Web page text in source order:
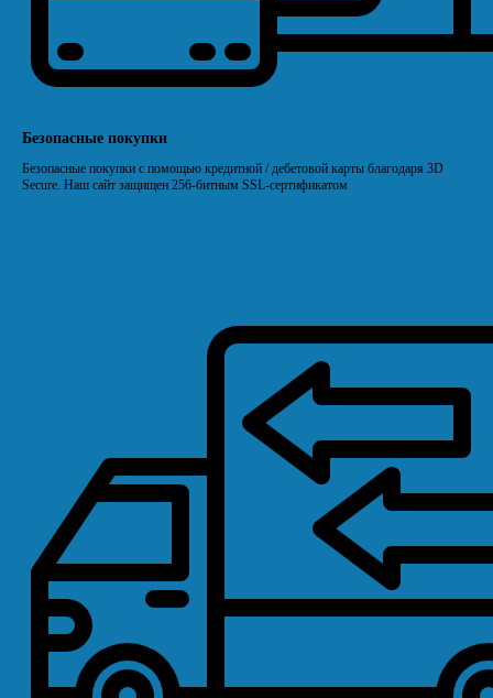
Безопасные покупки
Безопасные покупки с помощью кредитной / дебетовой карты благодаря 3D
Secure. Наш сайт защищен 256-битным SSL-сертификатом